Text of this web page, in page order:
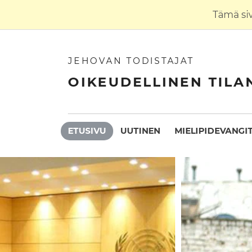
Tämä
JEHOVAN TODISTAJAT
OIKEUDELLINEN
ETUSIVU UUTINEN